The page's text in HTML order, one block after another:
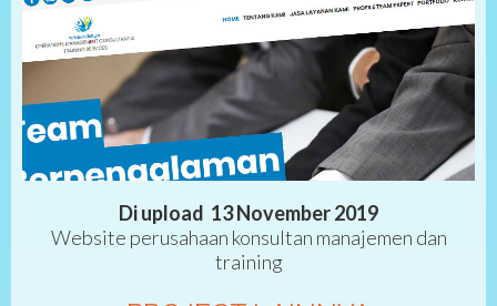
Di upload 13 November 2019
Website perusahaan konsultan manajemen dan
training